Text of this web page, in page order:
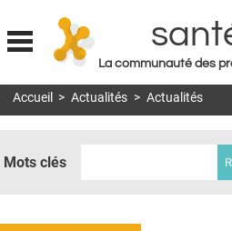
Jump to
La communauté des
MON COMPTE
Accueil > Actualités > Actualités
Mots clés